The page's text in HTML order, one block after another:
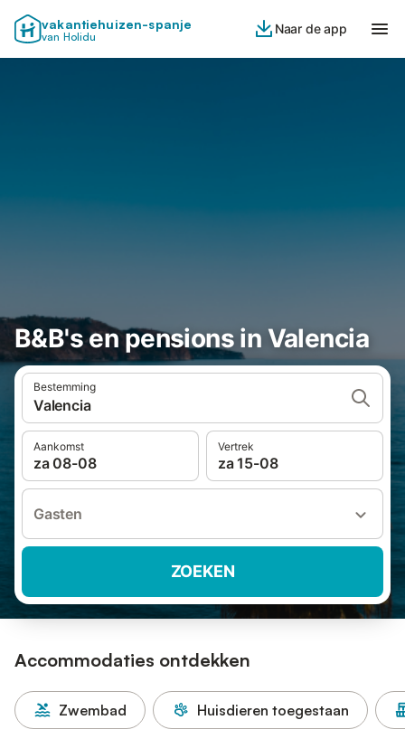
vakantiehuizen-spanje
van Holidu
Naar de app
B&B's en pensions in Valencia
Bestemming
Valencia
Aankomst
za 08-08
Vertrek
za 15-08
Gasten
ZOEKEN
Accommodaties ontdekken
Zwembad Huisdieren toegestaan